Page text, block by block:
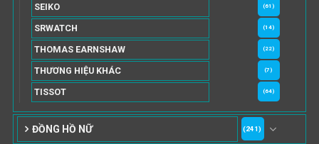
SEIKO (61)
SRWATCH (14)
THOMAS EARNSHAW (22)
THƯƠNG HIỆU KHÁC (7)
TISSOT (64)
ĐỒNG HỒ NỮ (241)